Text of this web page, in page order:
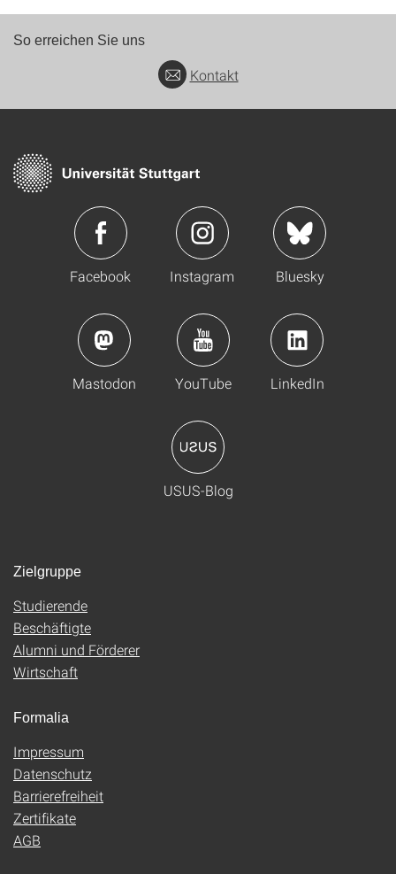
So erreichen Sie uns
Kontakt
Facebook Instagram Bluesky
Mastodon YouTube LinkedIn
USUS-Blog
Zielgruppe
Studierende
Beschäftigte
Alumni und Förderer
Wirtschaft
Formalia
Impressum
Datenschutz
Barrierefreiheit
Zertifikate
AGB